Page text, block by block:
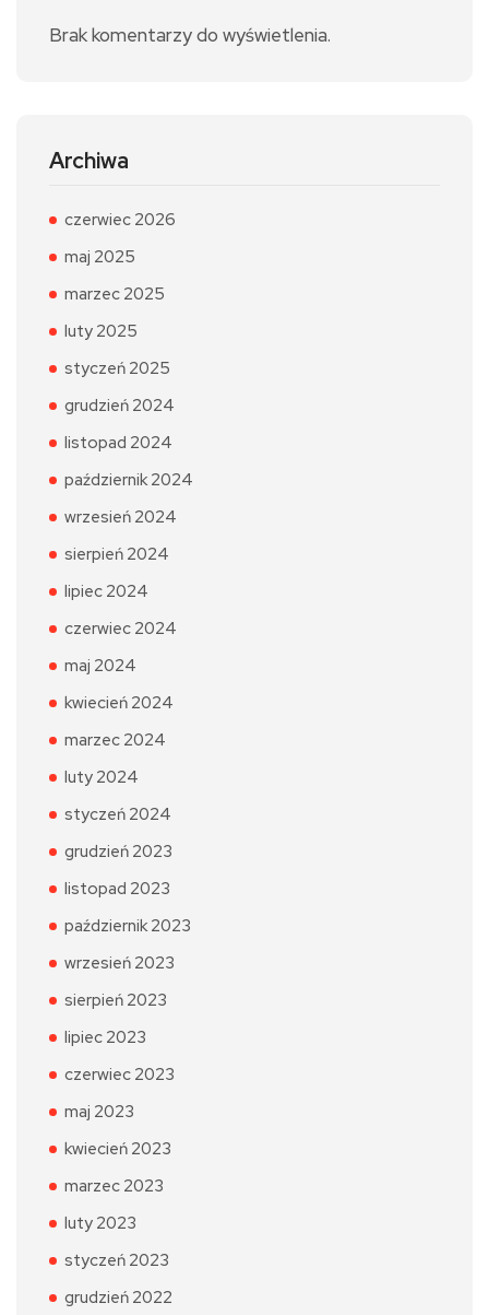
Brak komentarzy do wyświetlenia.
Archiwa
czerwiec 2026
maj 2025
marzec 2025
luty 2025
styczeń 2025
grudzień 2024
listopad 2024
październik 2024
wrzesień 2024
sierpień 2024
lipiec 2024
czerwiec 2024
maj 2024
kwiecień 2024
marzec 2024
luty 2024
styczeń 2024
grudzień 2023
listopad 2023
październik 2023
wrzesień 2023
sierpień 2023
lipiec 2023
czerwiec 2023
maj 2023
kwiecień 2023
marzec 2023
luty 2023
styczeń 2023
grudzień 2022